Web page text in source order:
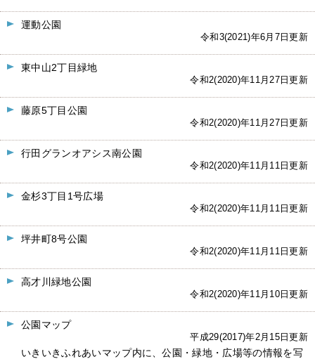
運動公園
令和3(2021)年6月7日更新
東中山2丁目緑地
令和2(2020)年11月27日更新
藤原5丁目公園
令和2(2020)年11月27日更新
行田グランオアシス南公園
令和2(2020)年11月11日更新
金杉3丁目1号広場
令和2(2020)年11月11日更新
坪井町8号公園
令和2(2020)年11月11日更新
高才川緑地公園
令和2(2020)年11月10日更新
公園マップ
平成29(2017)年2月15日更新
いきいきふれあいマップ内に、公園・緑地・広場等の情報を写